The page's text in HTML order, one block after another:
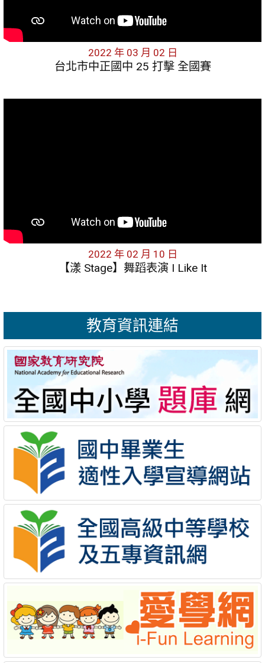
2022 年 03 月 02 日
台北市中正國中 25 打擊 全國賽
2022 年 02 月 10 日
【漾 Stage】舞蹈表演 I Like It
教育資訊連結